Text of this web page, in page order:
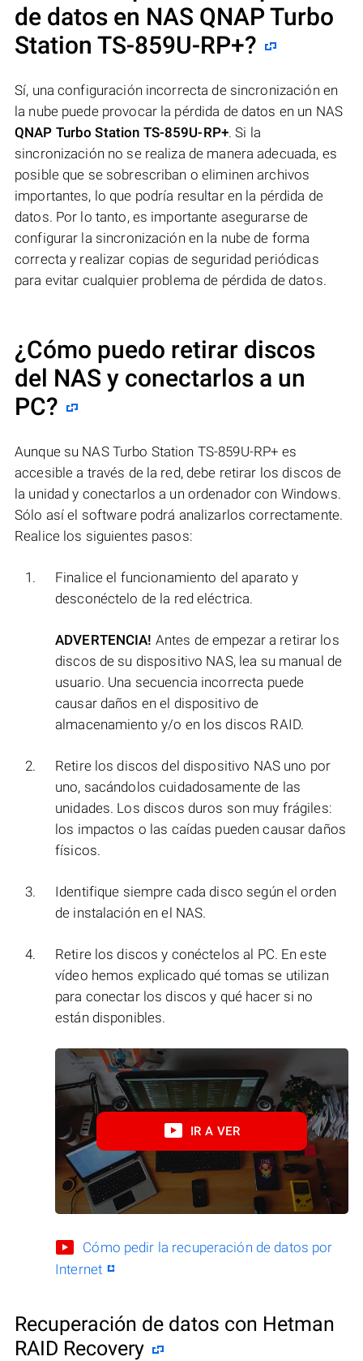
de datos en NAS QNAP Turbo
Station TS-859U-RP+?
Sí, una configuración incorrecta de sincronización en
la nube puede provocar la pérdida de datos en un NAS
QNAP Turbo Station TS-859U-RP+. Si la
sincronización no se realiza de manera adecuada, es
posible que se sobrescriban o eliminen archivos
importantes, lo que podría resultar en la pérdida de
datos. Por lo tanto, es importante asegurarse de
configurar la sincronización en la nube de forma
correcta y realizar copias de seguridad periódicas
para evitar cualquier problema de pérdida de datos.
¿Cómo puedo retirar discos
del NAS y conectarlos a un
PC?
Aunque su NAS Turbo Station TS-859U-RP+ es
accesible a través de la red, debe retirar los discos de
la unidad y conectarlos a un ordenador con Windows.
Sólo así el software podrá analizarlos correctamente.
Realice los siguientes pasos:
Finalice el funcionamiento del aparato y
desconéctelo de la red eléctrica.
ADVERTENCIA! Antes de empezar a retirar los
discos de su dispositivo NAS, lea su manual de
usuario. Una secuencia incorrecta puede
causar daños en el dispositivo de
almacenamiento y/o en los discos RAID.
Retire los discos del dispositivo NAS uno por
uno, sacándolos cuidadosamente de las
unidades. Los discos duros son muy frágiles:
los impactos o las caídas pueden causar daños
físicos.
Identifique siempre cada disco según el orden
de instalación en el NAS.
Retire los discos y conéctelos al PC. En este
vídeo hemos explicado qué tomas se utilizan
para conectar los discos y qué hacer si no
están disponibles.
IR A VER
Cómo pedir la recuperación de datos por
Internet
Recuperación de datos con Hetman
RAID Recovery